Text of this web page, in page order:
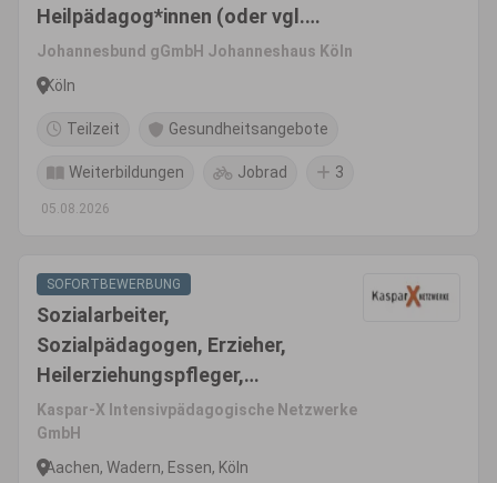
Heilpädagog*innen (oder vgl.)
(m/w/d)
Johannesbund gGmbH Johanneshaus Köln
Köln
Teilzeit Gesundheitsangebote
Weiterbildungen Jobrad 3
05.08.2026
SOFORTBEWERBUNG
Sozialarbeiter,
Sozialpädagogen, Erzieher,
Heilerziehungspfleger,
pädagogische Fachkräfte
(m/w/d)
Kaspar-X Intensivpädagogische Netzwerke
GmbH
Aachen, Wadern, Essen, Köln